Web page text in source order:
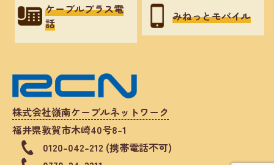
株式会社嶺南ケーブルネットワーク
福井県敦賀市木崎40号8-1
0120-042-212 (携帯電話不可)
ケーブルプラス電
話
みねっとモバイル